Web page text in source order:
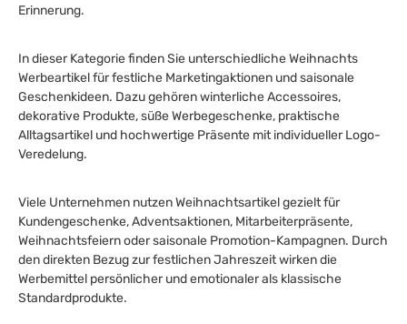
Erinnerung.
In dieser Kategorie finden Sie unterschiedliche Weihnachts
Werbeartikel für festliche Marketingaktionen und saisonale
Geschenkideen. Dazu gehören winterliche Accessoires,
dekorative Produkte, süße Werbegeschenke, praktische
Alltagsartikel und hochwertige Präsente mit individueller Logo-
Veredelung.
Viele Unternehmen nutzen Weihnachtsartikel gezielt für
Kundengeschenke, Adventsaktionen, Mitarbeiterpräsente,
Weihnachtsfeiern oder saisonale Promotion-Kampagnen. Durch
den direkten Bezug zur festlichen Jahreszeit wirken die
Werbemittel persönlicher und emotionaler als klassische
Standardprodukte.